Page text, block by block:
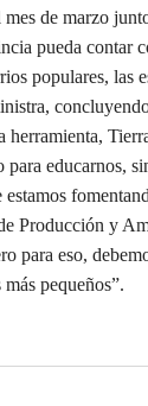
mes de marzo
pueda contar
populares, las
herramienta,
educarnos,
estamos
Producción y
para eso,
pequeños”.